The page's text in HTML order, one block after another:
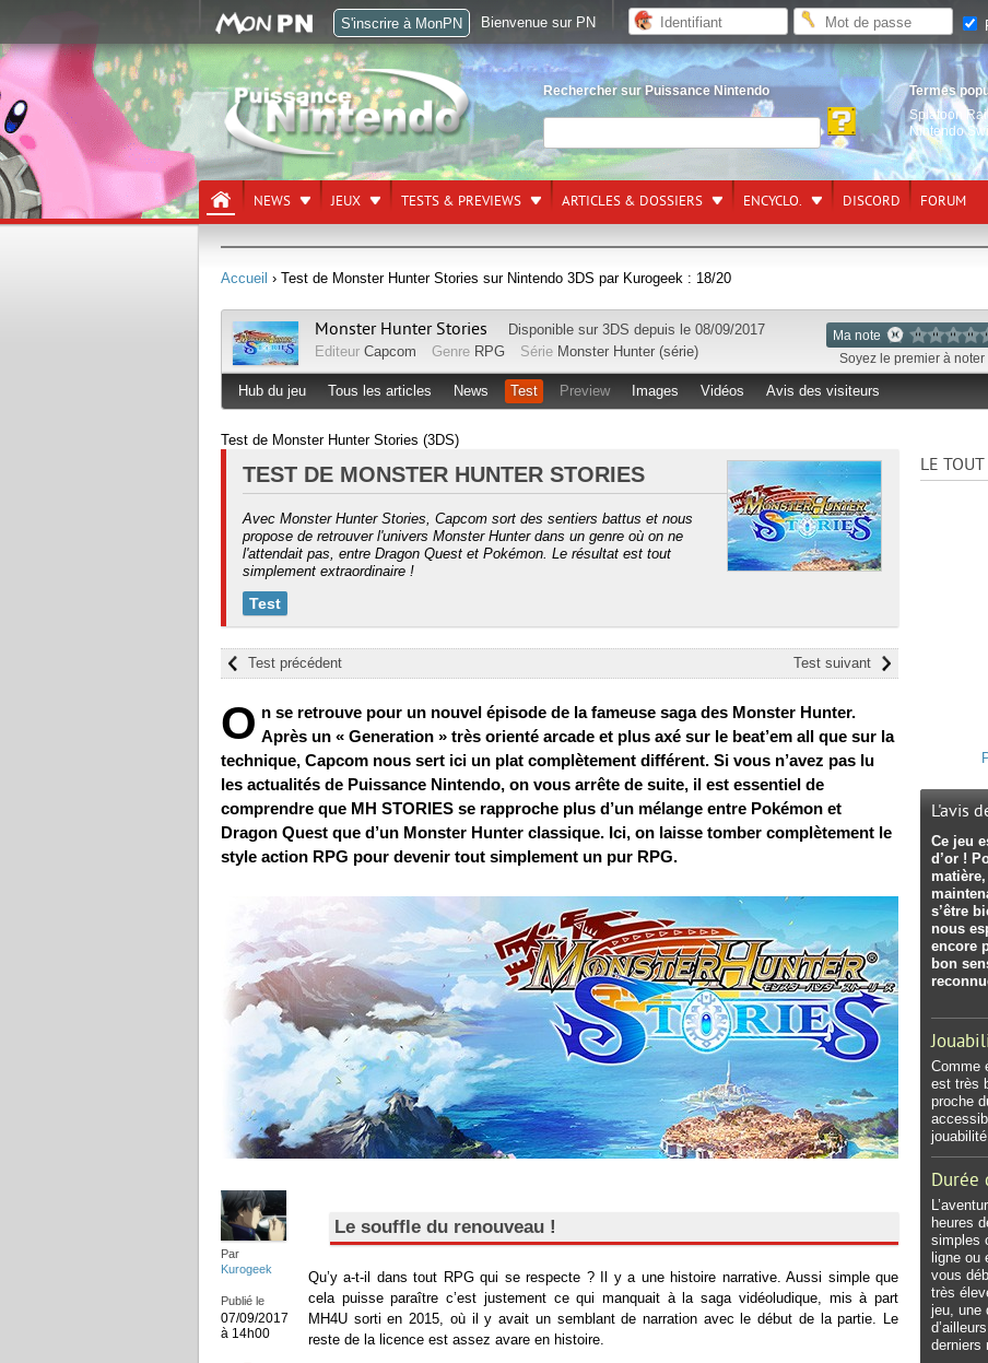
Rechercher sur Puissance Nintendo
Termes
Splatoon
Nintendo
NEWS JEUX TESTS & PREVIEWS ARTICLES & DOSSIERS ENCYCLO. DISCORD FORUM
Accueil › Test de Monster Hunter Stories sur Nintendo 3DS par Kurogeek : 18/20
Ma note
Soyez le premier à noter
Monster Hunter Stories Disponible sur 3DS depuis le 08/09/2017
Editeur Capcom Genre RPG Série Monster Hunter (série)
Hub du jeu Tous les articles News Test Preview Images Vidéos Avis des visiteurs
Test de Monster Hunter Stories (3DS)
TEST DE MONSTER HUNTER STORIES
Avec Monster Hunter Stories, Capcom sort des sentiers battus et nous
propose de retrouver l'univers Monster Hunter dans un genre où on ne
l'attendait pas, entre Dragon Quest et Pokémon. Le résultat est tout
simplement extraordinaire !
Test
Test suivant
Test précédent
O n se retrouve pour un nouvel épisode de la fameuse saga des Monster Hunter.
Après un « Generation » très orienté arcade et plus axé sur le beat’em all que sur la
technique, Capcom nous sert ici un plat complètement différent. Si vous n’avez pas lu
les actualités de Puissance Nintendo, on vous arrête de suite, il est essentiel de
comprendre que MH STORIES se rapproche plus d’un mélange entre Pokémon et
Dragon Quest que d’un Monster Hunter classique. Ici, on laisse tomber complètement le
style action RPG pour devenir tout simplement un pur RPG.
Par
Kurogeek
Publié le
07/09/2017
à 14h00
Le souffle du renouveau !
Qu’y a-t-il dans tout RPG qui se respecte ? Il y a une histoire narrative. Aussi simple que
cela puisse paraître c’est justement ce qui manquait à la saga vidéoludique, mis à part
MH4U sorti en 2015, où il y avait un semblant de narration avec le début de la partie. Le
reste de la licence est assez avare en histoire.
LE
L'avis
Ce jeu
d’or !
s’être
nous
encore
bon
Comme
est très
proche
Durée
heures
simples
ligne ou
vous
très
jeu, une
derniers
S'inscrire à MonPN Bienvenue sur PN